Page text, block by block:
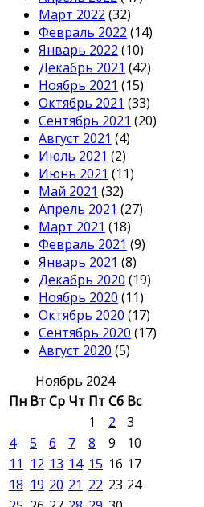
Март 2022 (32)
Февраль 2022 (14)
Январь 2022 (10)
Декабрь 2021 (42)
Ноябрь 2021 (15)
Октябрь 2021 (33)
Сентябрь 2021 (20)
Август 2021 (4)
Июль 2021 (2)
Июнь 2021 (11)
Май 2021 (32)
Апрель 2021 (27)
Март 2021 (18)
Февраль 2021 (9)
Январь 2021 (8)
Декабрь 2020 (19)
Ноябрь 2020 (11)
Октябрь 2020 (17)
Сентябрь 2020 (17)
Август 2020 (5)
Ноябрь 2024
Пн ВтСр Чт ПтСб Вс
1
2
3
4
5 6 7 8 9
10
11 12 13 14 15 16 17
18 19 20 21 22 23 24